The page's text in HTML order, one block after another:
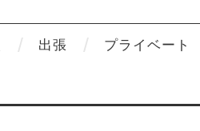
出張 プライベート